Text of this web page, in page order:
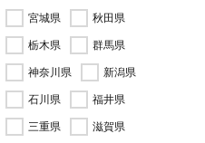
宮城県
秋田県
栃木県
群馬県
神奈川県
新潟県
石川県
福井県
三重県
滋賀県